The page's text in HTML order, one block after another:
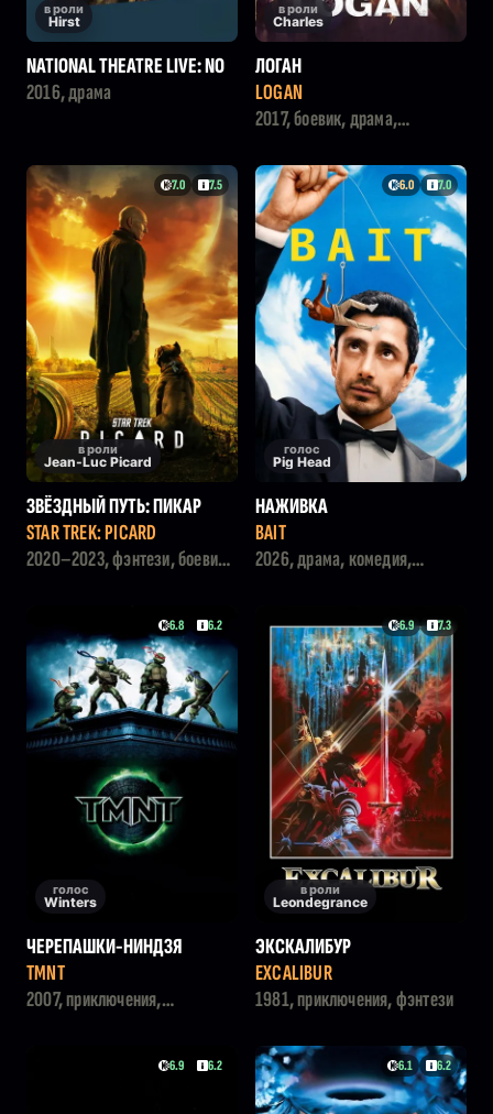
в роли
Hirst
NATIONAL THEATRE LIVE: NO
MAN'S LAND
2016, драма
в роли
Charles
ЛОГАН
LOGAN
2017, боевик, драма,
7.0 7.5
в роли
Jean-Luc Picard
ЗВЁЗДНЫЙ ПУТЬ: ПИКАР
STAR TREK: PICARD
2020–2023, фэнтези, боевик,
6.0 7.0
голос
Pig Head
НАЖИВКА
BAIT
2026, драма, комедия,
6.8 6.2
голос
Winters
ЧЕРЕПАШКИ-НИНДЗЯ
TMNT
2007, приключения,
6.9 7.3
в роли
Leondegrance
ЭКСКАЛИБУР
EXCALIBUR
1981, приключения, фэнтези
6.9 6.2 6.1 6.2